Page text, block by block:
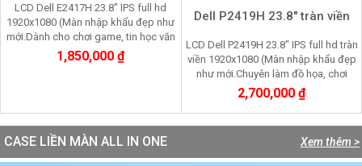
LCD Dell E2417H 23.8" IPS full hd
1920x1080 (Màn nhập khẩu đẹp như
mới.Dành cho chơi game, tin học văn
phòng nhìn lâu không mỏi mắt)
1,850,000 ₫
Dell P2419H 23.8" tràn viền
LCD Dell P2419H 23.8" IPS full hd tràn
viền 1920x1080 (Màn nhập khẩu đẹp
như mới.Chuyên làm đồ họa, chơi
game, nhìn lâu không mỏi mắt
2,700,000 ₫
Xem thêm >
CASE LIỀN MÀN ALL IN ONE